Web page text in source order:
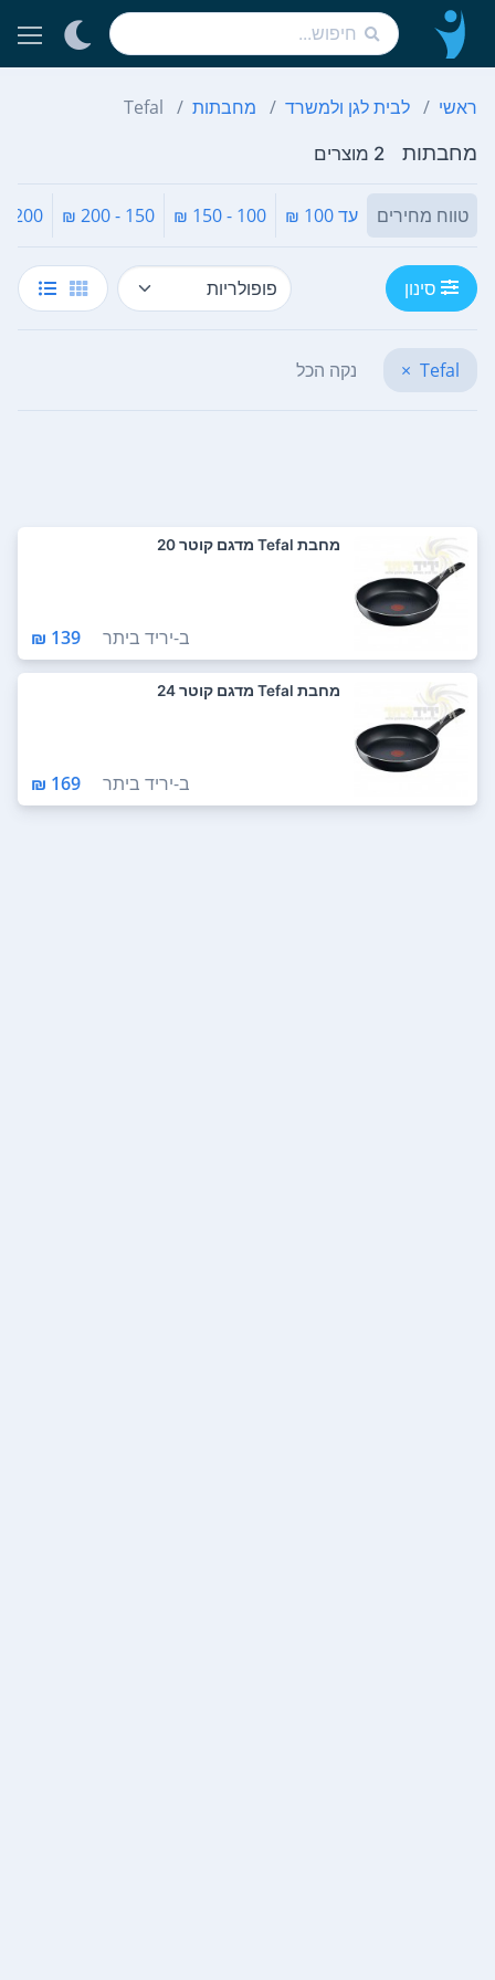
ראשי לבית לגן ולמשרד מחבתות Tefal
מחבתות 2 מוצרים
טווח מחירים עד 100 ₪ 100 - 150 ₪
150 - 200 ₪
200 - 300 ₪
סינון
Tefal
× נקה הכל
מחבת Tefal מדגם קוטר 20
ב-יריד ביתר 139 ₪
מחבת Tefal מדגם קוטר 24
ב-יריד ביתר 169 ₪